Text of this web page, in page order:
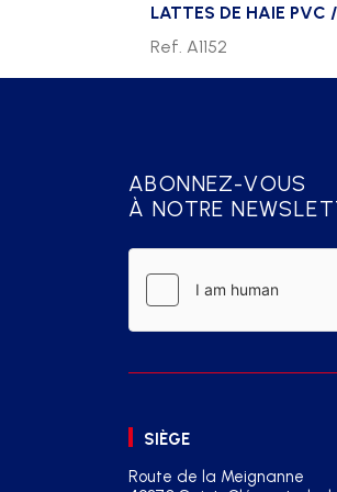
LATTES DE HAIE PVC
Ref. A1152
ABONNEZ-VOUS
À NOTRE
SIÈGE
Route de la Meignanne